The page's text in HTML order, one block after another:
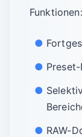
Funktionen:
RAW-